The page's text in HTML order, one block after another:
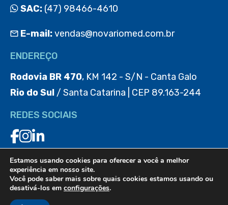
SAC: (47) 98466-4610
E-mail:vendas@novariomed.com.br
ENDEREÇO
Rodovia BR 470, KM 142 - S/N - Canta Galo
Rio do Sul / Santa Catarina | CEP 89.163-244
REDES SOCIAIS
BAIXE O APP
Estamos usando cookies para oferecer a você a melhor
experiência em nosso site.
Você pode saber mais sobre quais cookies estamos usando ou
desativá-los em configurações.